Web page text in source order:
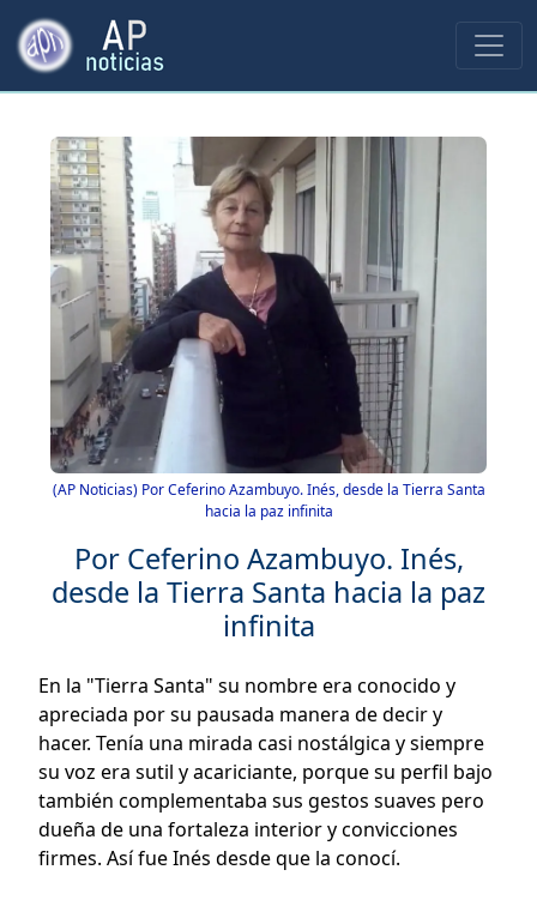
(AP Noticias) Por Ceferino Azambuyo. Inés, desde la Tierra Santa
hacia la paz infinita
Por Ceferino Azambuyo. Inés,
desde la Tierra Santa hacia la paz
infinita
En la "Tierra Santa" su nombre era conocido y
apreciada por su pausada manera de decir y
hacer. Tenía una mirada casi nostálgica y siempre
su voz era sutil y acariciante, porque su perfil bajo
también complementaba sus gestos suaves pero
dueña de una fortaleza interior y convicciones
firmes. Así fue Inés desde que la conocí.